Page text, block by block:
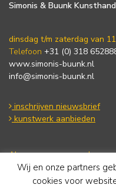
Simonis & Buunk
dinsdag t/m zaterdag van
Telefoon +31 (0) 318
www.simonis-buunk.nl
info@simonis-buunk.nl
inschrijven nieuwsbrief
kunstwerk aanbieden
Algemene voorwaarden
Privacy statement
Cookie Policy
Wij en onze partners
cookies voor